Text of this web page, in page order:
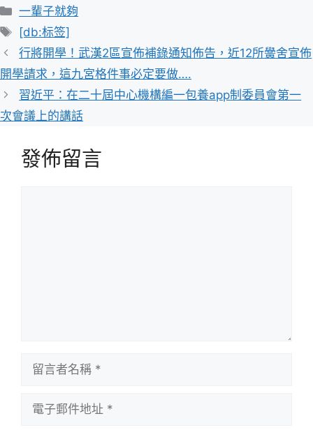
分
類
一輩子就夠
標
籤
[db:标签]
行將開學！武漢2區宣佈補錄通知佈告，近12所黌舍宣佈
開學請求，這九宮格件事必定要做….
習近平：在二十屆中心機構編一包養app制委員會第一
次會議上的講話
發佈留言